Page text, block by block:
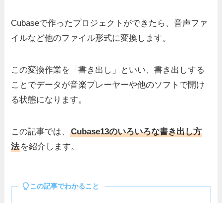
Cubaseで作ったプロジェクトができたら、音声ファ
イルなど他のファイル形式に変換します。
この変換作業を「書き出し」といい、書き出しする
ことでデータが音楽プレーヤーや他のソフトで開け
る状態になります。
この記事では、Cubase13のいろいろな書き出し方
法を紹介します。
この記事でわかること